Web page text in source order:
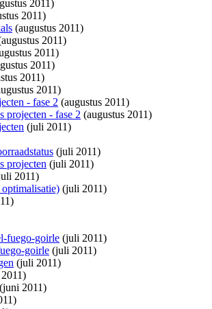
2011)
2011)
(augustus 2011)
2011)
2011)
2011)
2011)
2011)
- fase 2 (augustus 2011)
projecten - fase 2 (augustus 2011)
(juli 2011)
(juli 2011)
projecten (juli 2011)
2011)
(juli 2011)
fuego-goirle (juli 2011)
goirle (juli 2011)
(juli 2011)
(juni 2011)